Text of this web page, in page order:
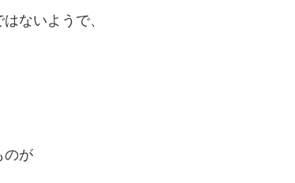
ないようで、
のが